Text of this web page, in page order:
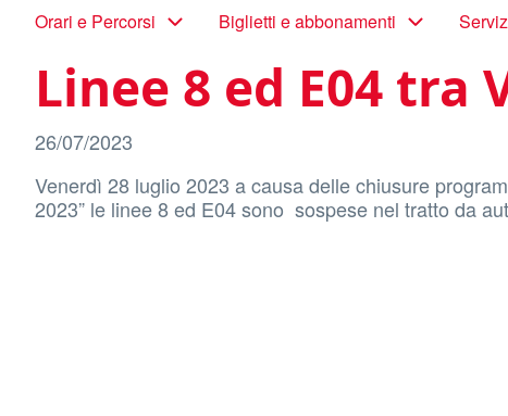
Main
navigation
Orari e Percorsi Biglietti e abbonamenti
Linee 8 ed E04 tra
26/07/2023
Venerdì 28 luglio 2023 a causa delle chiusure
2023” le linee 8 ed E04 sono sospese nel tratto da